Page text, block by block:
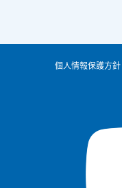
個人情報保護方針